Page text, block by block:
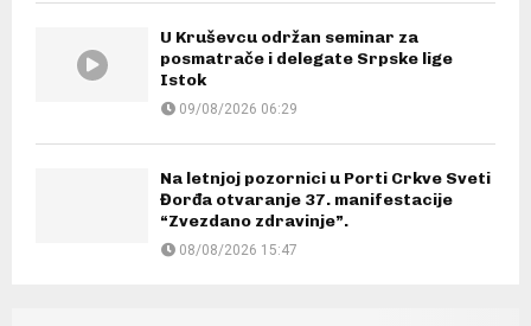
U Kruševcu održan seminar za
posmatrače i delegate Srpske lige
Istok
09/08/2026 06:29
Na letnjoj pozornici u Porti Crkve Sveti
Đorđa otvaranje 37. manifestacije
“Zvezdano zdravinje”.
08/08/2026 15:47